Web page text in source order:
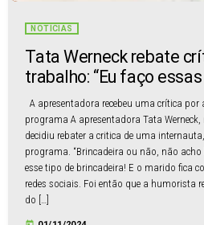
NOTÍCIAS
Tata Werneck rebate
trabalho: “Eu faço
A apresentadora recebeu uma crítica
programa A apresentadora Tata
decidiu rebater a critica de uma
programa. “Brincadeira ou não, não
esse tipo de brincadeira! E o marido fica
redes sociais. Foi então que a humorista
do […]